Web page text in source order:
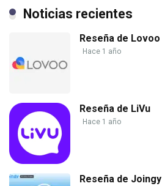
Noticias recientes
Reseña de Lovoo
Hace 1 año
Reseña de LiVu
Hace 1 año
Reseña de Joingy